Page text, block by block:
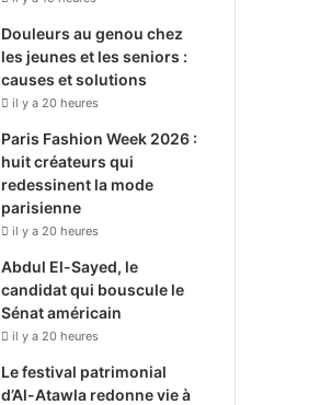
Douleurs au genou chez
les jeunes et les seniors :
causes et solutions
il y a 20 heures
Paris Fashion Week 2026 :
huit créateurs qui
redessinent la mode
parisienne
il y a 20 heures
Abdul El-Sayed, le
candidat qui bouscule le
Sénat américain
il y a 20 heures
Le festival patrimonial
d’Al-Atawla redonne vie à